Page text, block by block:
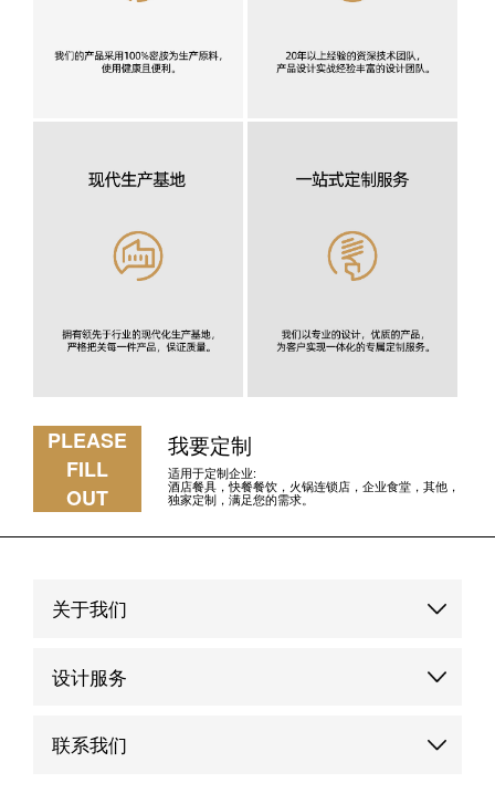
PLEASE
FILL
OUT
我要定制
适用于定制企业:
酒店餐具，快餐餐饮，火锅连锁店，企业食堂，其他，
独家定制，满足您的需求。
关于我们
品牌故事
设计服务
定制服务
联系我们